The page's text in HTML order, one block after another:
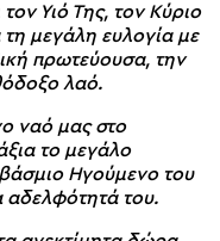
Υιό Της, τον Κύριο
μεγάλη ευλογία με
πρωτεύουσα, την
λαό.
ναό μας στο
το μεγάλο
Ηγούμενο του
αδελφότητά του.